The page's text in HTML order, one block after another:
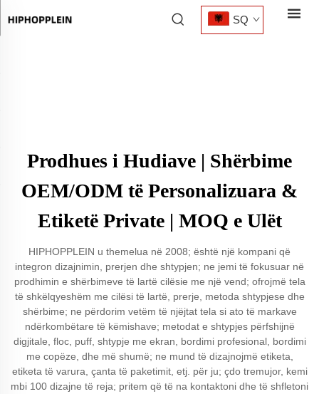
SQ
Prodhues i Hudiave | Shërbime
OEM/ODM të Personalizuara &
Etiketë Private | MOQ e Ulët
HIPHOPPLEIN u themelua në 2008; është një kompani që
integron dizajnimin, prerjen dhe shtypjen; ne jemi të fokusuar në
prodhimin e shërbimeve të lartë cilësie me një vend; ofrojmë tela
të shkëlqyeshëm me cilësi të lartë, prerje, metoda shtypjese dhe
shërbime; ne përdorim vetëm të njëjtat tela si ato të markave
ndërkombëtare të këmishave; metodat e shtypjes përfshijnë
digjitale, floc, puff, shtypje me ekran, bordimi profesional, bordimi
me copëze, dhe më shumë; ne mund të dizajnojmë etiketa,
etiketa të varura, çanta të paketimit, etj. për ju; çdo tremujor, kemi
mbi 100 dizajne të reja; pritem që të na kontaktoni dhe të shfletoni